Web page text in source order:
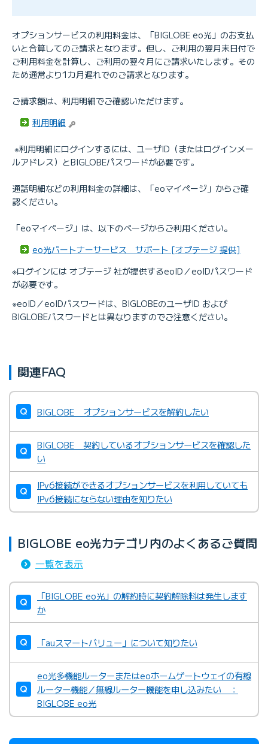
オプションサービスの利用料金は、「BIGLOBE eo光」のお支払
いと合算してのご請求となります。但し、ご利用の翌月末日付で
ご利用料金を計算し、ご利用の翌々月にご請求いたします。その
ため通常より1カ月遅れでのご請求となります。
ご請求額は、利用明細でご確認いただけます。
利用明細
※利用明細にログインするには、ユーザID（またはログインメー
ルアドレス）とBIGLOBEパスワードが必要です。
通話明細などの利用料金の詳細は、「eoマイページ」からご確
認ください。
「eoマイページ」は、以下のページからご利用ください。
eo光パートナーサービス サポート [オプテージ 提供]
※ログインには オプテージ 社が提供するeoID／eoIDパスワード
が必要です。
※eoID／eoIDパスワードは、BIGLOBEのユーザID および
BIGLOBEパスワードとは異なりますのでご注意ください。
関連FAQ
BIGLOBE オプションサービスを解約したい
BIGLOBE 契約しているオプションサービスを確認した
い
IPv6接続ができるオプションサービスを利用していても
IPv6接続にならない理由を知りたい
BIGLOBE eo光カテゴリ内のよくあるご質問
一覧を表示
「BIGLOBE eo光」の解約時に契約解除料は発生します
か
「auスマートバリュー」について知りたい
eo光多機能ルーターまたはeoホームゲートウェイの有線
ルーター機能／無線ルーター機能を申し込みたい ：
BIGLOBE eo光